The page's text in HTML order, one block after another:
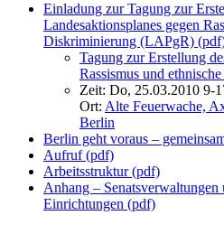
Einladung zur Tagung zur
Landesaktionsplanes gegen
Diskriminierung (LAPgR)
Tagung zur Erstellung
Rassismus und
Zeit: Do, 25.03.2010 9-
Ort: Alte Feuerwache,
Berlin
Berlin geht voraus –
Aufruf (pdf)
Arbeitsstruktur (pdf)
Anhang – Senatsverwaltungen
Einrichtungen (pdf)